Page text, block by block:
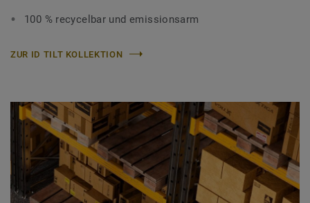
100 % recycelbar und emissionsarm
ZUR ID TILT KOLLEKTION